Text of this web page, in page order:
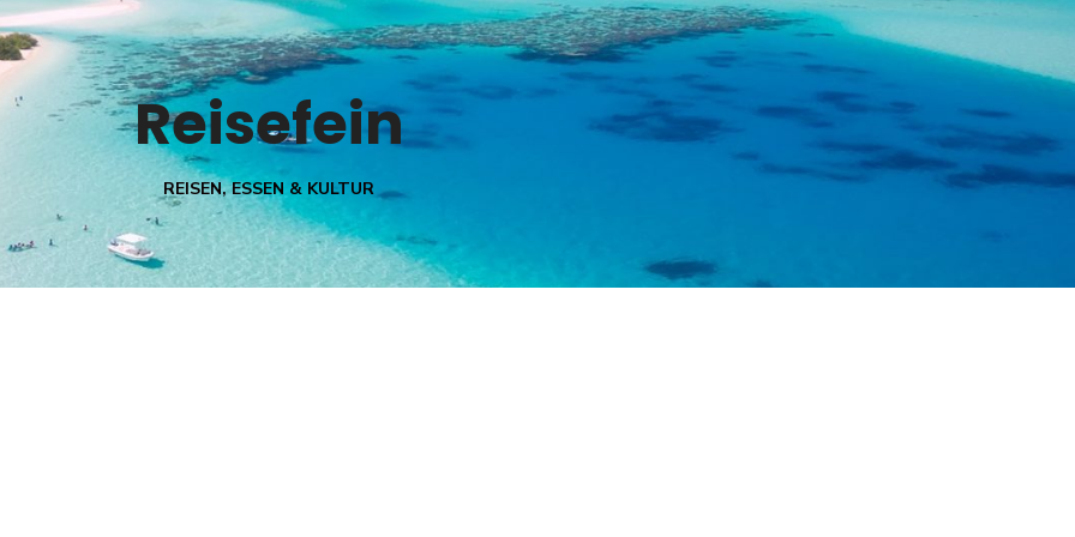
Reisefein
REISEN, ESSEN & KULTUR